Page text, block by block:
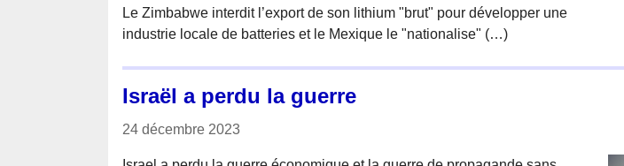
Le Zimbabwe interdit l’export de son lithium "brut" pour développer une
industrie locale de batteries et le Mexique le "nationalise" (…)
Israël a perdu la guerre
24 décembre 2023